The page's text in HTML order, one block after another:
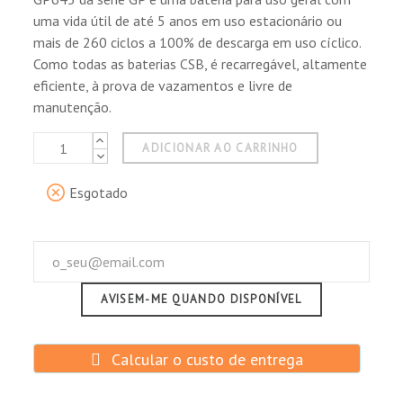
uma vida útil de até 5 anos em uso estacionário ou
mais de 260 ciclos a 100% de descarga em uso cíclico.
Como todas as baterias CSB, é recarregável, altamente
eficiente, à prova de vazamentos e livre de
manutenção.
ADICIONAR AO CARRINHO
Esgotado
AVISEM-ME QUANDO DISPONÍVEL
Calcular o custo de entrega
pelo sistema patenteado CCDS.
Certificados ISO9001, 14001, OHSMS 18001.
Componentes reconhecidos sob UL1989
(arquivo Nº MH14533).
Cumprir com a Disposição Especial A67 da
Classificada de acordo com a emenda 27
como material não perigoso para o
transporte marítimo.
Aplicações estacionárias:
Sistemas de alimentação ininterrupta UPS.